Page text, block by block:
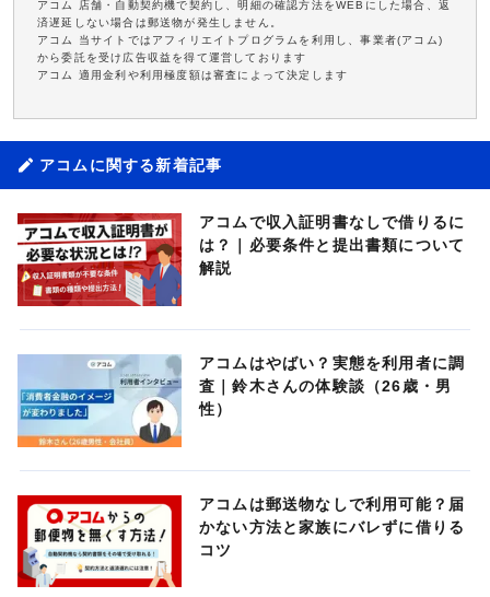
アコム 店舗・自動契約機で契約し、明細の確認方法をWEBにした場合、返
済遅延しない場合は郵送物が発生しません。
アコム 当サイトではアフィリエイトプログラムを利用し、事業者(アコム)
から委託を受け広告収益を得て運営しております
アコム 適用金利や利用極度額は審査によって決定します
アコムに関する新着記事
アコムで収入証明書なしで借りるに
は？｜必要条件と提出書類について
解説
アコムはやばい？実態を利用者に調
査｜鈴木さんの体験談（26歳・男
性）
アコムは郵送物なしで利用可能？届
かない方法と家族にバレずに借りる
コツ